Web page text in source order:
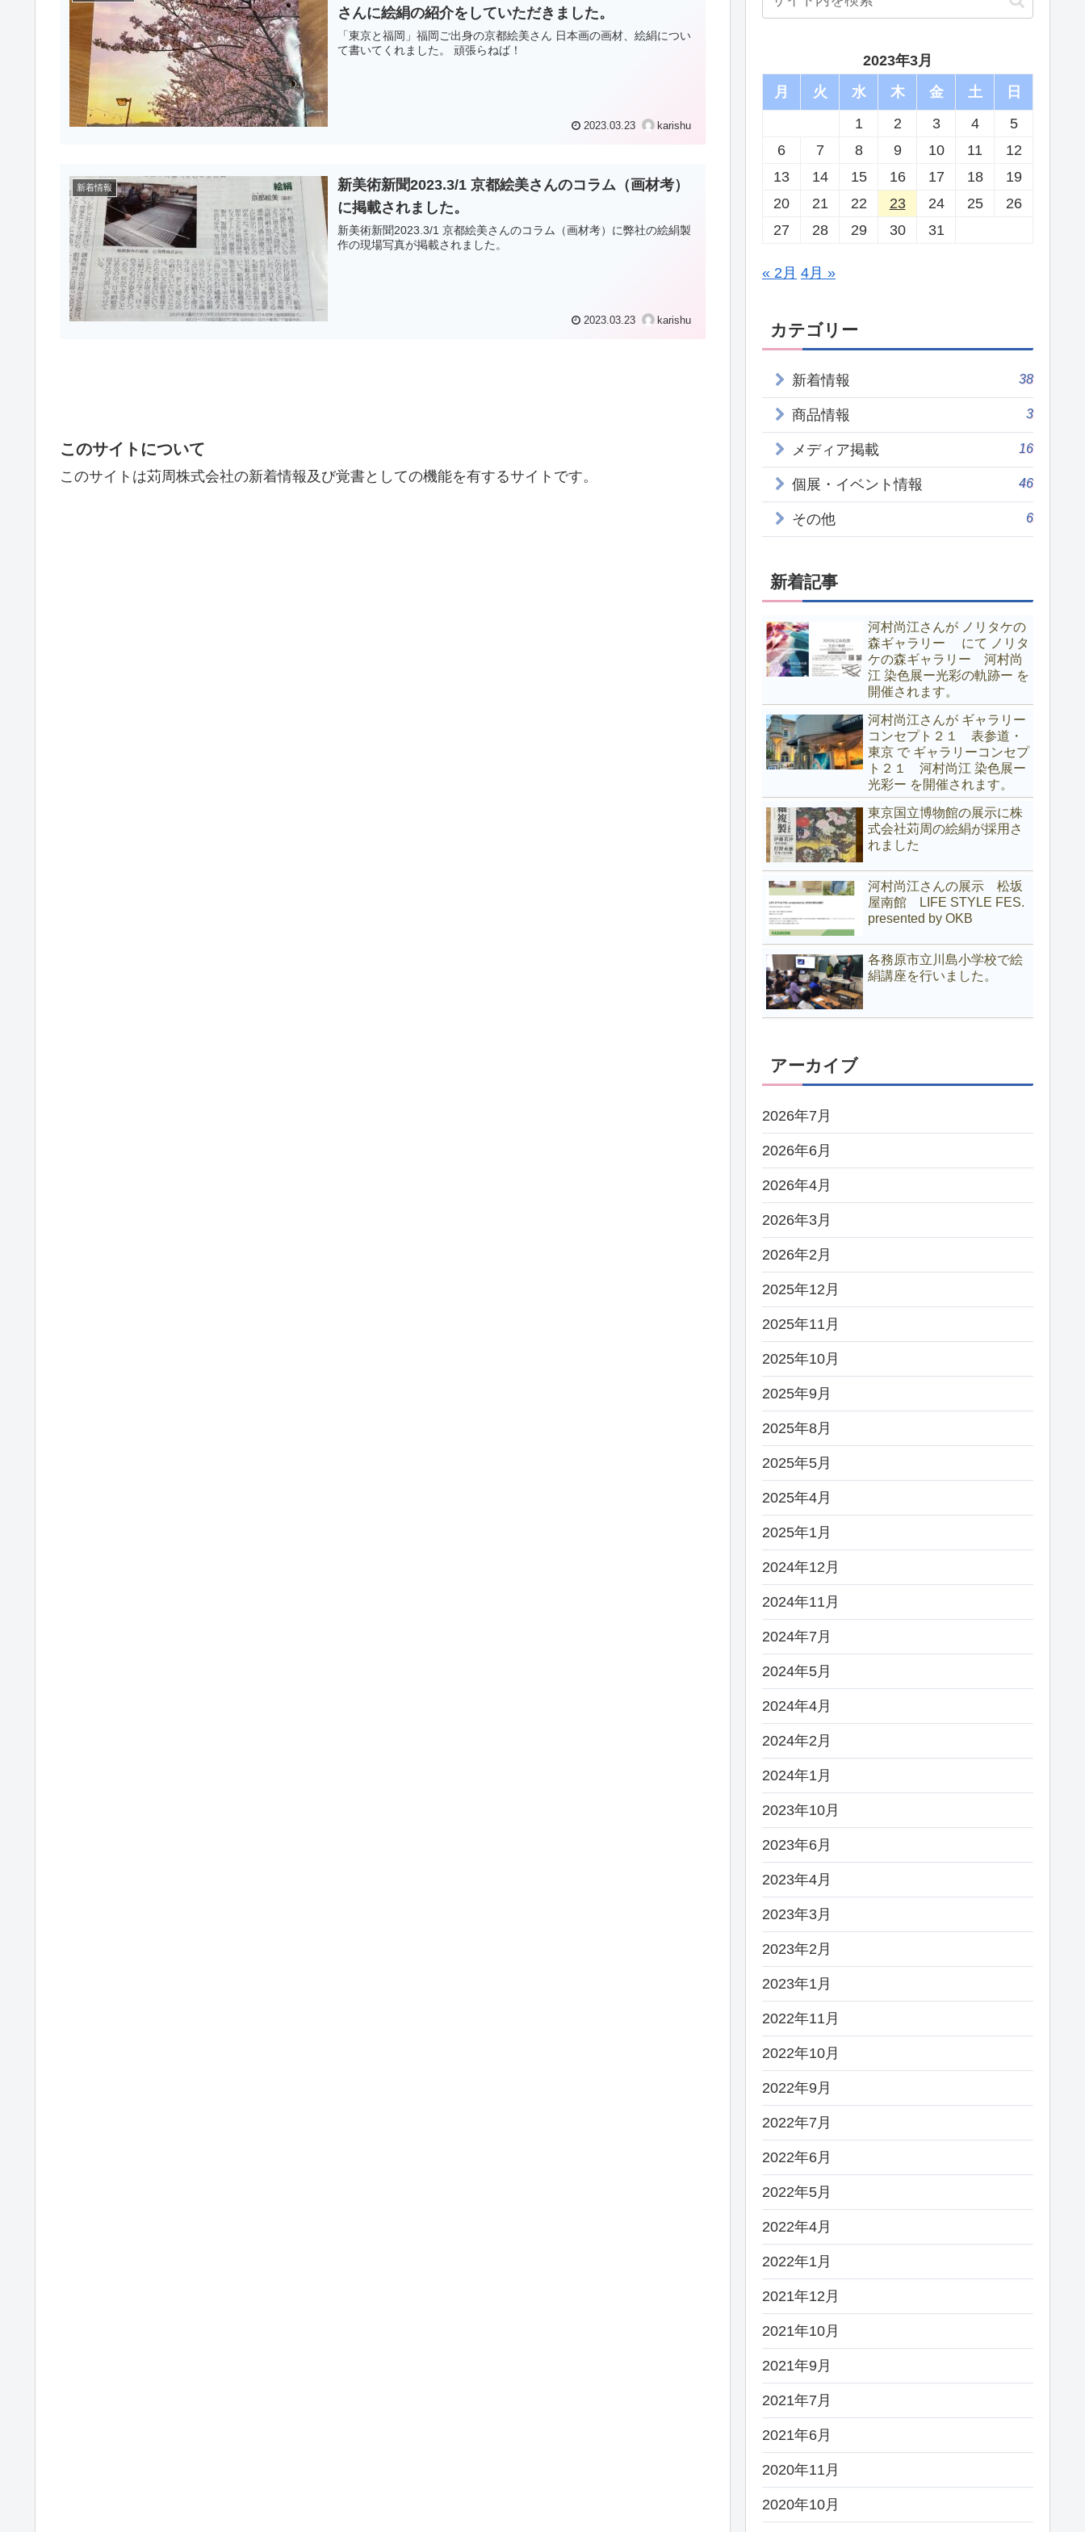
さんに絵絹の紹介をしていただきました。
「東京と福岡」福岡ご出身の京都絵美さん 日本画の画材、絵絹につい
て書いてくれました。 頑張らねば！
2023.03.23 karishu
新着情報
新美術新聞2023.3/1 京都絵美さんのコラム（画材考）
に掲載されました。
新美術新聞2023.3/1 京都絵美さんのコラム（画材考）に弊社の絵絹製
作の現場写真が掲載されました。
2023.03.23 karishu
このサイトについて
このサイトは苅周株式会社の新着情報及び覚書としての機能を有するサイトです。
2023年3月
月
火 水 木 金 土
日
1
2 3 4
5
6
7 8 9 10 11
12
13
14 15 16 17 18
19
20
21 22 23 24 25
26
27
28 29 30 31
« 2月 4月 »
カテゴリー
新着情報 38
商品情報 3
メディア掲載 16
個展・イベント情報 46
その他 6
新着記事
河村尚江さんが ノリタケの
森ギャラリー にて ノリタ
ケの森ギャラリー 河村尚
江 染色展ー光彩の軌跡ー を
開催されます。
河村尚江さんが ギャラリー
コンセプト２１ 表参道・
東京 で ギャラリーコンセプ
ト２１ 河村尚江 染色展ー
光彩ー を開催されます。
東京国立博物館の展示に株
式会社苅周の絵絹が採用さ
れました
河村尚江さんの展示 松坂
屋南館 LIFE STYLE FES.
presented by OKB
各務原市立川島小学校で絵
絹講座を行いました。
アーカイブ
2026年7月
2026年6月
2026年4月
2026年3月
2026年2月
2025年12月
2025年11月
2025年10月
2025年9月
2025年8月
2025年5月
2025年4月
2025年1月
2024年12月
2024年11月
2024年7月
2024年5月
2024年4月
2024年2月
2024年1月
2023年10月
2023年6月
2023年4月
2023年3月
2023年2月
2023年1月
2022年11月
2022年10月
2022年9月
2022年7月
2022年6月
2022年5月
2022年4月
2022年1月
2021年12月
2021年10月
2021年9月
2021年7月
2021年6月
2020年11月
2020年10月